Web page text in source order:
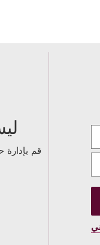
قم بإدارة